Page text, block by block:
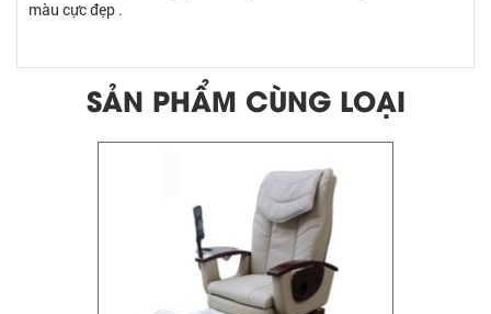
màu cực đẹp .
SẢN PHẨM CÙNG LOẠI